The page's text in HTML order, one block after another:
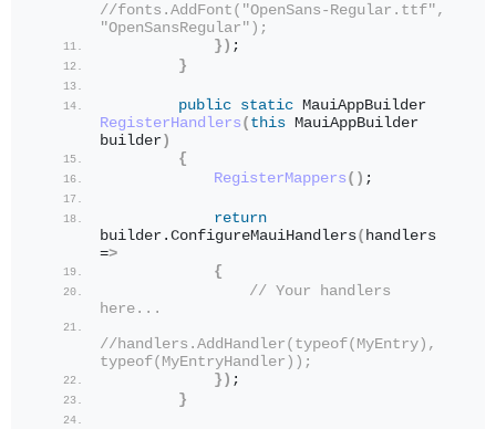
//fonts.AddFont("OpenSans-Regular.ttf",
"OpenSansRegular");
}) ;
}
public static
RegisterHandlers ( this MauiAppBuilder
builder)
{
RegisterMappers () ;
return
builder. ConfigureMauiHandlers( handlers
=>
{
// Your handlers
here...
//handlers.AddHandler(typeof(MyEntry),
typeof(MyEntryHandler));
}) ;
}